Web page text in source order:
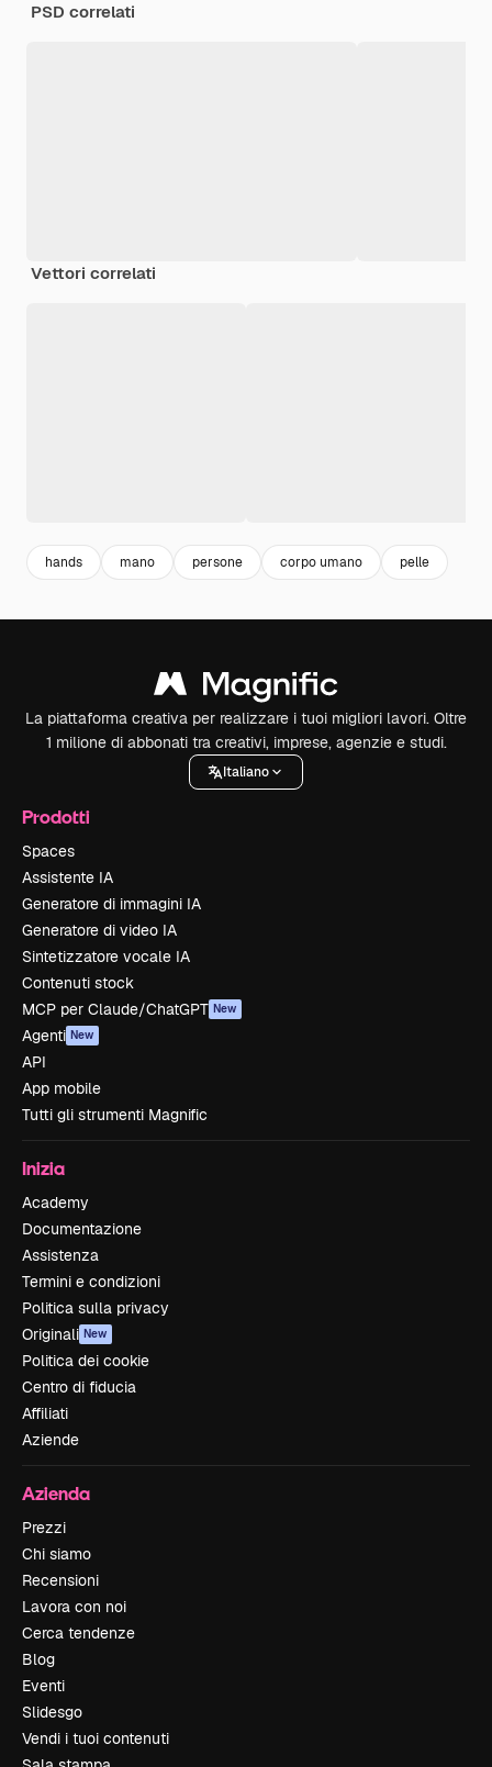
PSD correlati
Vettori correlati
hands mano persone corpo umano pelle
La piattaforma creativa per realizzare i tuoi migliori lavori. Oltre
1 milione di abbonati tra creativi, imprese, agenzie e studi.
Italiano
Prodotti
Spaces
Assistente IA
Generatore di immagini IA
Generatore di video IA
Sintetizzatore vocale IA
Contenuti stock
MCP per Claude/ChatGPT New
Agenti New
API
App mobile
Tutti gli strumenti Magnific
Inizia
Academy
Documentazione
Assistenza
Termini e condizioni
Politica sulla privacy
Originali New
Politica dei cookie
Centro di fiducia
Affiliati
Aziende
Azienda
Prezzi
Chi siamo
Recensioni
Lavora con noi
Cerca tendenze
Blog
Eventi
Slidesgo
Vendi i tuoi contenuti